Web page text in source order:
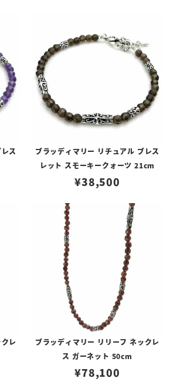
ス
ブラッディマリー リチュアル ブレス
レット スモーキークォーツ 21cm
¥38,500
レ
ブラッディマリー リリーフ ネックレ
ス ガーネット 50cm
¥78,100